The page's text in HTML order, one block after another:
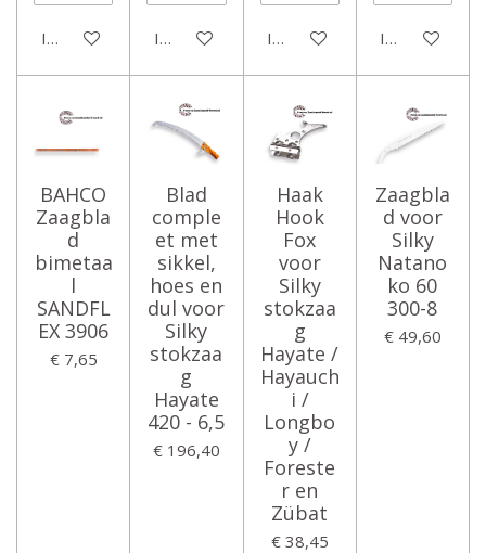
In winkelwagen In winkelwagen In winkelwagenIn
BAHCO
Zaagbla
d
bimetaa
l
SANDFL
EX 3906
€ 7,65
Blad
comple
et met
sikkel,
hoes en
dul voor
Silky
stokzaa
g
Hayate
420 - 6,5
€ 196,40
Haak
Hook
Fox
voor
Silky
stokzaa
g
Hayate /
Hayauch
i /
Longbo
y /
Foreste
r en
Zübat
€ 38,45
Zaagbla
d voor
Silky
Natano
ko 60
300-8
€ 49,60